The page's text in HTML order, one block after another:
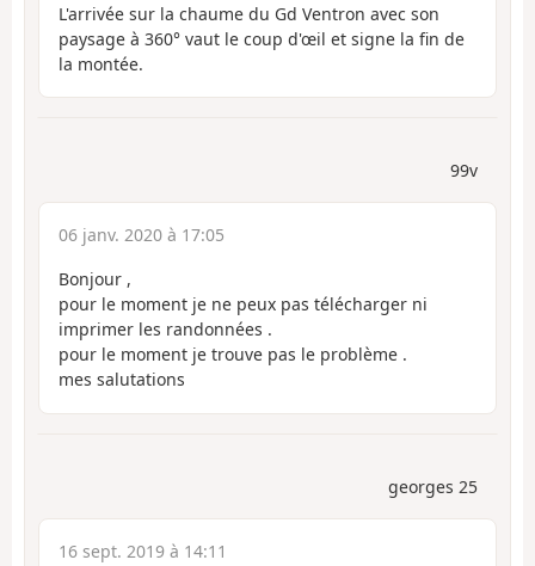
L'arrivée sur la chaume du Gd Ventron avec son
paysage à 360° vaut le coup d'œil et signe la fin de
la montée.
99v
06 janv. 2020 à 17:05
Bonjour ,
pour le moment je ne peux pas télécharger ni
imprimer les randonnées .
pour le moment je trouve pas le problème .
mes salutations
georges 25
16 sept. 2019 à 14:11